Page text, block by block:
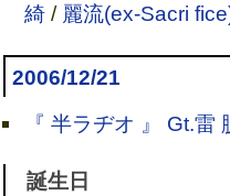
綺/ 麗流(ex-Sacri
2006/12/21
『 半ラヂオ 』 Gt.
誕生日